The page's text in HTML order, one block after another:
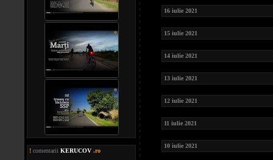
! comentarii KERUCOV .ro
16 iulie 2021
15 iulie 2021
14 iulie 2021
13 iulie 2021
12 iulie 2021
11 iulie 2021
10 iulie 2021